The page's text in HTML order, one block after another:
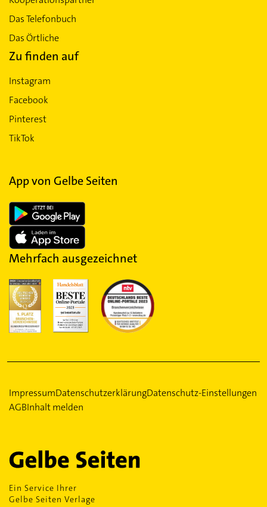
Das Telefonbuch
Das Örtliche
Zu finden auf
Instagram
Facebook
Pinterest
TikTok
App von Gelbe Seiten
Mehrfach ausgezeichnet
ImpressumDatenschutzerklärungDatenschutz-Einstellungen
AGBInhalt melden
Ein Service Ihrer
Gelbe Seiten Verlage